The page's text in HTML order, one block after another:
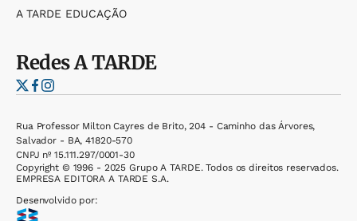
A TARDE EDUCAÇÃO
RedesA TARDE
Rua Professor Milton Cayres de Brito, 204 - Caminho das Árvores,
Salvador - BA, 41820-570
CNPJ nº 15.111.297/0001-30
Copyright © 1996 - 2025 Grupo A TARDE. Todos os direitos reservados.
EMPRESA EDITORA A TARDE S.A.
Desenvolvido por: